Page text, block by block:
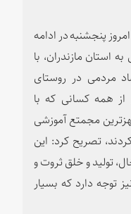
پنجشنبه در ادامه
استان مازندران، با
مردمی در روستای
همه کسانی که با
مجمتع آموزشی
تصریح کرد: این
تولید و خلق ثروت و
توجه دارد که بسیار